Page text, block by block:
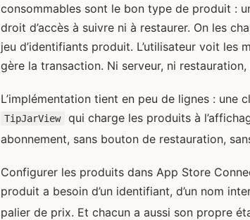
consommables sont le bon type de produit :
droit d’accès à suivre ni à restaurer. On les
jeu d’identifiants produit. L’utilisateur voit les
gère la transaction. Ni serveur, ni
L’implémentation tient en peu de lignes : une
TipJarView
qui charge les produits à
abonnement, sans bouton de restauration,
Configurer les produits dans App Store
produit a besoin d’un identifiant, d’un nom
palier de prix. Et chacun a aussi son propre